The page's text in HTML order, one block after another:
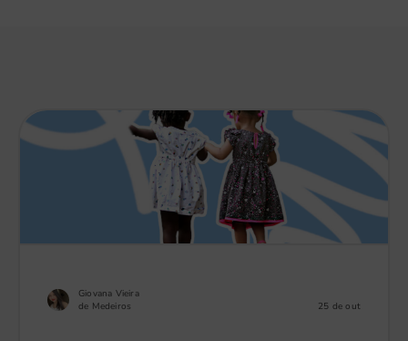
Giovana Vieira
de Medeiros
25 de out